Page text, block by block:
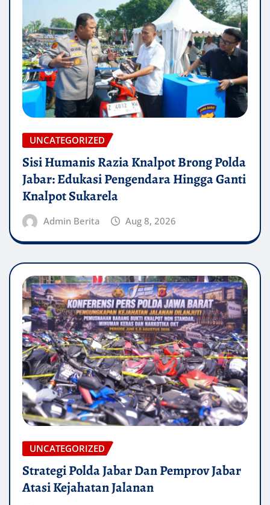
UNCATEGORIZED
Sisi Humanis Razia Knalpot Brong Polda
Jabar: Edukasi Pengendara Hingga Ganti
Knalpot Sukarela
Admin Berita Aug 8, 2026
UNCATEGORIZED
Strategi Polda Jabar Dan Pemprov Jabar
Atasi Kejahatan Jalanan